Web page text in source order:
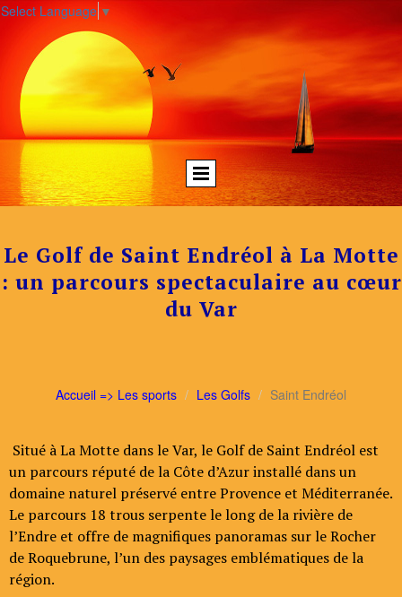
Select Language ▼
Le Golf de Saint Endréol à La Motte
: un parcours spectaculaire au cœur
du Var
Accueil => Les sports Les Golfs Saint Endréol
Situé à La Motte dans le Var, le Golf de Saint Endréol est
un parcours réputé de la Côte d’Azur installé dans un
domaine naturel préservé entre Provence et Méditerranée.
Le parcours 18 trous serpente le long de la rivière de
l’Endre et offre de magnifiques panoramas sur le Rocher
de Roquebrune, l’un des paysages emblématiques de la
région.